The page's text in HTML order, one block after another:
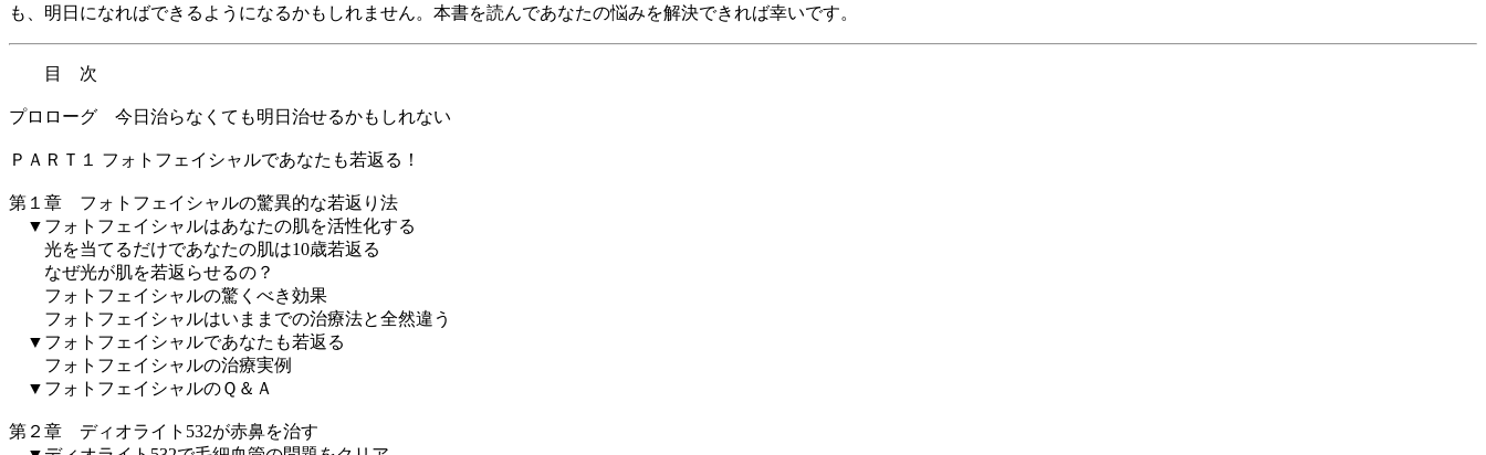
も、明日になればできるようになるかもしれません。本書を読んであなたの悩みを解決できれば幸いです。
目 次
プロローグ 今日治らなくても明日治せるかもしれない
ＰＡＲＴ１ フォトフェイシャルであなたも若返る！
第１章 フォトフェイシャルの驚異的な若返り法
▼フォトフェイシャルはあなたの肌を活性化する
光を当てるだけであなたの肌は10歳若返る
なぜ光が肌を若返らせるの？
フォトフェイシャルの驚くべき効果
フォトフェイシャルはいままでの治療法と全然違う
▼フォトフェイシャルであなたも若返る
フォトフェイシャルの治療実例
▼フォトフェイシャルのＱ＆Ａ
第２章 ディオライト532が赤鼻を治す